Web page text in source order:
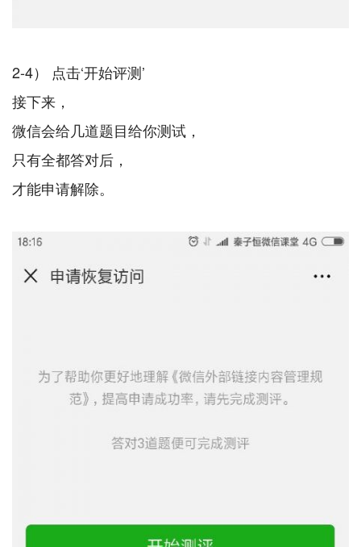
2-4） 点击‘开始评测’
接下来，
微信会给几道题目给你测试，
只有全都答对后，
才能申请解除。